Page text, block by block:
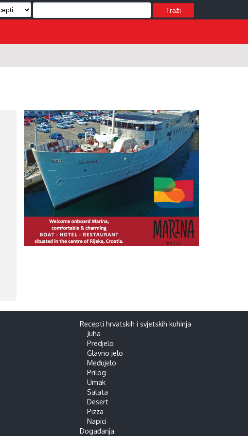
Traži
Recepti hrvatskih i svjetskih kuhinja
Juha
Predjelo
Glavno jelo
Međujelo
Prilog
Umak
Salata
Desert
Pizza
Napici
Događanja